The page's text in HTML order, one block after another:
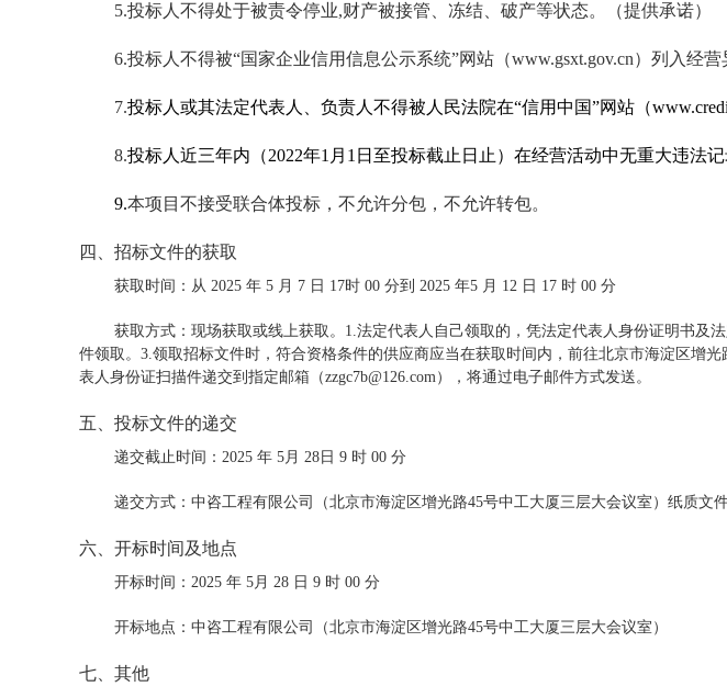
5.投标人不得处于被责令停业,财产被接管、冻结、破产等状态。（提供承诺）
6.投标人不得被“国家企业信用信息公示系统”网站（www.gsxt.gov.cn）列入经
7.投标人或其法定代表人、负责人不得被人民法院在“信用中国”网站（
8.投标人近三年内（2022年1月1日至投标截止日止） 在经营活动中无重大违法
9.本项目不接受联合体投标，不允许分包 ，不允许转包。
四、招标文件的获取
获取时间：从 2025 年 5 月 7 日 17时 00 分到 2025 年5 月 12 日 17 时 00 分
获取方式：现场获取或线上获取。1.法定代表人自己领取的，凭法定代表人身份证明书
件领取。3.领取招标文件时，符合资格条件的供应商应当在获取时间内，前往北京市海淀区增
表人身份证扫描件递交到指定邮箱（zzgc7b@126.com），将通过电子邮件方式发送。
五、投标文件的递交
递交截止时间：2025 年 5月 28日 9 时 00 分
递交方式：中咨工程有限公司（北京市海淀区增光路45号中工大厦三层大会议室）纸质文
六、开标时间及地点
开标时间：2025 年 5月 28 日 9 时 00 分
开标地点：中咨工程有限公司（北京市海淀区增光路45号中工大厦三层大会议室）
七、其他